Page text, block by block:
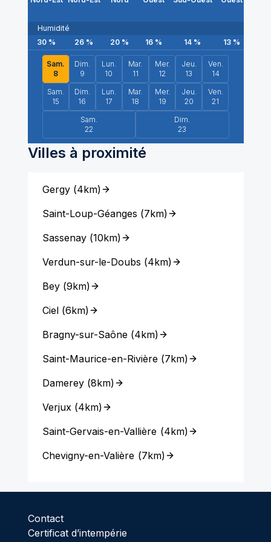
Humidité
30 % 26 % 20 % 16% 14 % 13%
Sam.
8
Dim.
9
Lun.
10
Mar.
11
Mer.
12
Jeu.
13
Ven.
14
Sam.
15
Dim.
16
Lun.
17
Mar.
18
Mer.
19
Jeu.
20
Ven.
21
Sam.
22
Dim.
23
Villes à proximité
Gergy(4km)
Saint-Loup-Géanges (7km)
Sassenay(10km)
Verdun-sur-le-Doubs (4km)
Bey(9km)
Ciel(6km)
Bragny-sur-Saône(4km)
Saint-Maurice-en-Rivière(7km)
Damerey(8km)
Verjux(4km)
Saint-Gervais-en-Vallière (4km)
Chevigny-en-Valière (7km)
Contact
Certificat d’intempérie